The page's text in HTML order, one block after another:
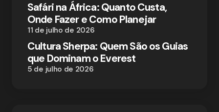
Safári na África: Quanto Custa,
Onde Fazer e Como Planejar
11 de julho de 2026
Cultura Sherpa: Quem São os Guias
que Dominam o Everest
5 de julho de 2026